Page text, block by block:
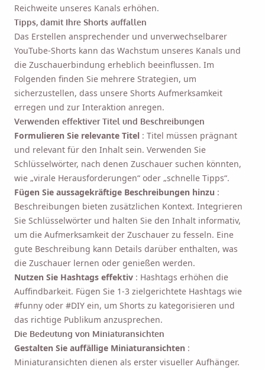
Reichweite unseres Kanals erhöhen.
Tipps, damit Ihre Shorts auffallen
Das Erstellen ansprechender und unverwechselbarer
YouTube-Shorts kann das Wachstum unseres Kanals und
die Zuschauerbindung erheblich beeinflussen. Im
Folgenden finden Sie mehrere Strategien, um
sicherzustellen, dass unsere Shorts Aufmerksamkeit
erregen und zur Interaktion anregen.
Verwenden effektiver Titel und Beschreibungen
Formulieren Sie relevante Titel : Titel müssen prägnant
und relevant für den Inhalt sein. Verwenden Sie
Schlüsselwörter, nach denen Zuschauer suchen könnten,
wie „virale Herausforderungen“ oder „schnelle Tipps“.
Fügen Sie aussagekräftige Beschreibungen hinzu :
Beschreibungen bieten zusätzlichen Kontext. Integrieren
Sie Schlüsselwörter und halten Sie den Inhalt informativ,
um die Aufmerksamkeit der Zuschauer zu fesseln. Eine
gute Beschreibung kann Details darüber enthalten, was
die Zuschauer lernen oder genießen werden.
Nutzen Sie Hashtags effektiv : Hashtags erhöhen die
Auffindbarkeit. Fügen Sie 1-3 zielgerichtete Hashtags wie
#funny oder #DIY ein, um Shorts zu kategorisieren und
das richtige Publikum anzusprechen.
Die Bedeutung von Miniaturansichten
Gestalten Sie auffällige Miniaturansichten :
Miniaturansichten dienen als erster visueller Aufhänger.